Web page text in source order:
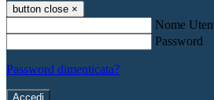
button close ×
Nome
Password
Password dimenticata?